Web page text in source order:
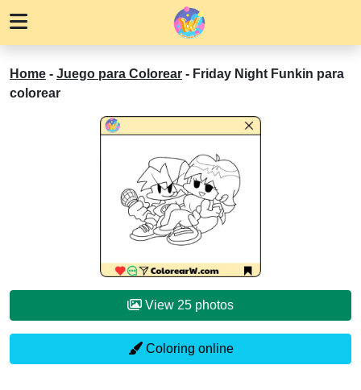
Home - Juego para Colorear - Friday Night Funkin para
colorear
View 25 photos
Coloring online